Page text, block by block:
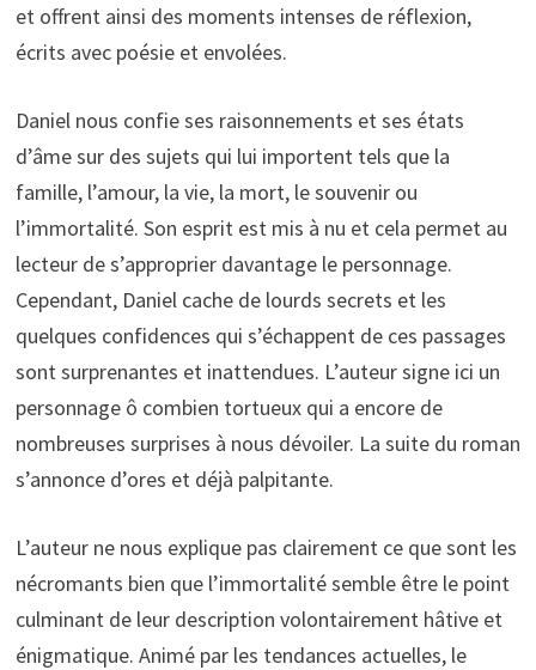
et offrent ainsi des moments intenses de réflexion,
écrits avec poésie et envolées.
Daniel nous confie ses raisonnements et ses états
d’âme sur des sujets qui lui importent tels que la
famille, l’amour, la vie, la mort, le souvenir ou
l’immortalité. Son esprit est mis à nu et cela permet au
lecteur de s’approprier davantage le personnage.
Cependant, Daniel cache de lourds secrets et les
quelques confidences qui s’échappent de ces passages
sont surprenantes et inattendues. L’auteur signe ici un
personnage ô combien tortueux qui a encore de
nombreuses surprises à nous dévoiler. La suite du roman
s’annonce d’ores et déjà palpitante.
L’auteur ne nous explique pas clairement ce que sont les
nécromants bien que l’immortalité semble être le point
culminant de leur description volontairement hâtive et
énigmatique. Animé par les tendances actuelles, le